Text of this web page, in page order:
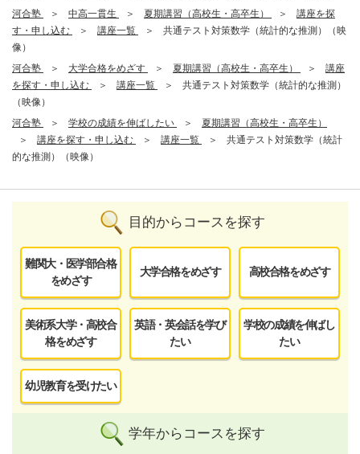
河合塾
中高一貫生 夏期講習（高校生・高卒生）
講座を探
す・申し込む
講座一覧
共通テスト対策数学（統計的な推測）（映
像）
河合塾
大学合格をめざす 夏期講習（高校生・高卒生）
講座
を探す・申し込む
講座一覧
共通テスト対策数学（統計的な推測）
（映像）
河合塾
学校の成績を伸ばしたい
夏期講習（高校生・高卒生）
講座を探す・申し込む
講座一覧
共通テスト対策数学（統計
的な推測）（映像）
目的からコースを探す
難関大・医学部合格
をめざす
大学合格をめざす 高校合格をめざす
美術系大学・高校合
格をめざす
英語・英会話を学び
たい
学校の成績を伸ばし
たい
幼児教育を受けたい
学年からコースを探す